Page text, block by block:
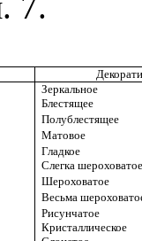
Зеркальное
Блестящее
Полублестящее
Матовое
Гладкое
Слегка
Шероховатое
Весьма
Рисунчатое
Кристаллическое